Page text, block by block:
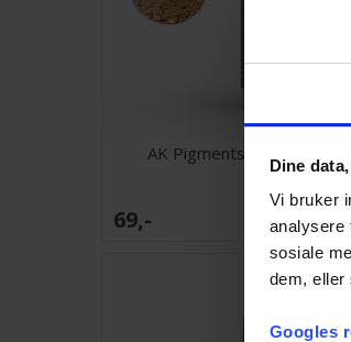
Dine
Vi bruker
analysere
sosiale
dem, eller
Googles
AK Pigments Middle East
69,-